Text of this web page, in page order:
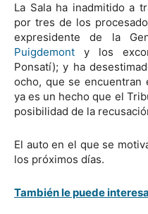
La Sala ha inadmitido a
por tres de los
expresidente de la
Puigdemont y los
Ponsatí); y ha
ocho, que se encuentran
ya es un hecho que el
posibilidad de la
El auto en el que se
los próximos días.
También le puede